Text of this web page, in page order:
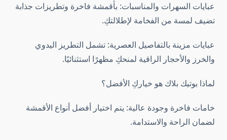
عبايات السهرات والمناسبات: بأقمشة فاخرة وتطريزات جذابة
تضيف لمسة من الفخامة لإطلالتكِ.
عبايات مزينة بالتفاصيل العصرية: تشمل التطريز اليدوي
والخرز والأحجار الراقية لمنحكِ مظهرًا استثنائيًا.
لماذا بوتيك بلاك هو خياركِ الأفضل؟
خامات فاخرة وجودة عالية: يتم اختيار أفضل أنواع الأقمشة
لضمان الراحة والاستدامة.